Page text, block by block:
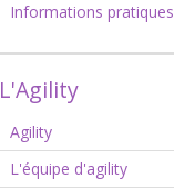
Informations pratiques
L'Agility
Agility
L'équipe d'agility